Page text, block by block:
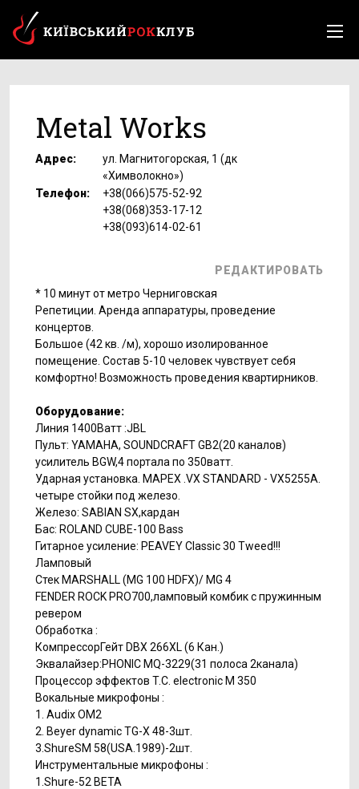
Metal Works
Адрес:
ул. Магнитогорская, 1 (дк
«Химволокно»)
Телефон:
+38(066)575-52-92
+38(068)353-17-12
+38(093)614-02-61
РЕДАКТИРОВАТЬ
* 10 минут от метро Черниговская
Репетиции. Аренда аппаратуры, проведение
концертов.
Большое (42 кв. /м), хорошо изолированное
помещение. Состав 5-10 человек чувствует себя
комфортно! Возможность проведения квартирников.
Оборудование:
Линия 1400Ватт :JBL
Пульт: YAMAHA, SOUNDCRAFT GB2(20 каналов)
усилитель BGW,4 портала по 350ватт.
Ударная установка. MAPEX .VX STANDARD - VX5255A.
четыре стойки под железо.
Железо: SABIAN SX,кардан
Бас: ROLAND CUBE-100 Bass
Гитарное усиление: PEAVEY Classic 30 Tweed!!!
Ламповый
Стек MARSHALL (MG 100 HDFX)/ MG 4
FENDER ROCK PRO700,ламповый комбик с пружинным
ревером
Обработка :
КомпрессорГейт DBX 266XL (6 Кан.)
Эквалайзер:PHONIC MQ-3229(31 полоса 2канала)
Процессор эффектов T.C. electronic M 350
Вокальные микрофоны :
1. Audix OM2
2. Beyer dynamic TG-X 48-3шт.
3.ShureSM 58(USA.1989)-2шт.
Инструментальные микрофоны :
1.Shure-52 BETA